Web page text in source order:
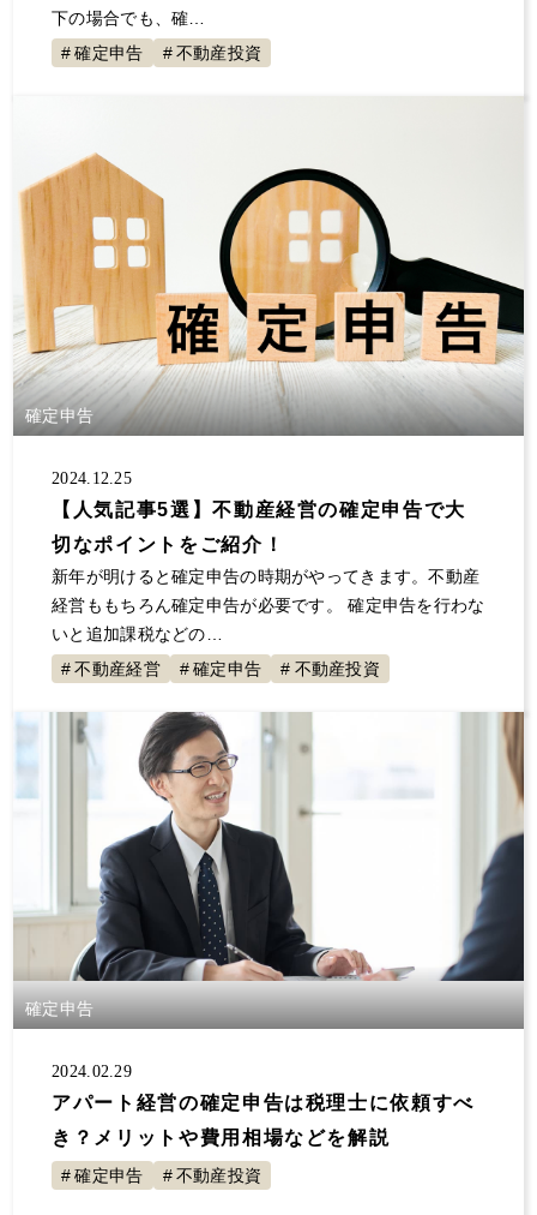
下の場合でも、確…
確定申告
不動産投資
確定申告
2024.12.25
【人気記事5選】不動産経営の確定申告で大
切なポイントをご紹介！
新年が明けると確定申告の時期がやってきます。不動産
経営ももちろん確定申告が必要です。 確定申告を行わな
いと追加課税などの…
不動産経営
確定申告 不動産投資
確定申告
2024.02.29
アパート経営の確定申告は税理士に依頼すべ
き？メリットや費用相場などを解説
確定申告 不動産投資